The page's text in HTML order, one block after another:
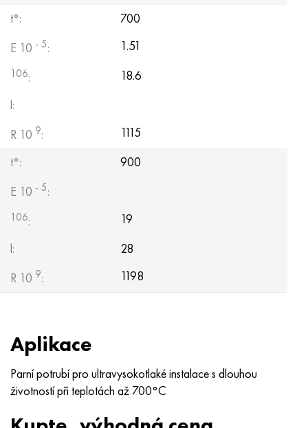
t°:
700
E 10 - 5: 1.51
106:
18.6
l:
R 10 9:
1115
t°:
900
E 10 - 5:
106:
19
l:
28
R 10 9: 1198
Aplikace
Parní potrubí pro ultravysokotlaké instalace s dlouhou
životností při teplotách až 700°C